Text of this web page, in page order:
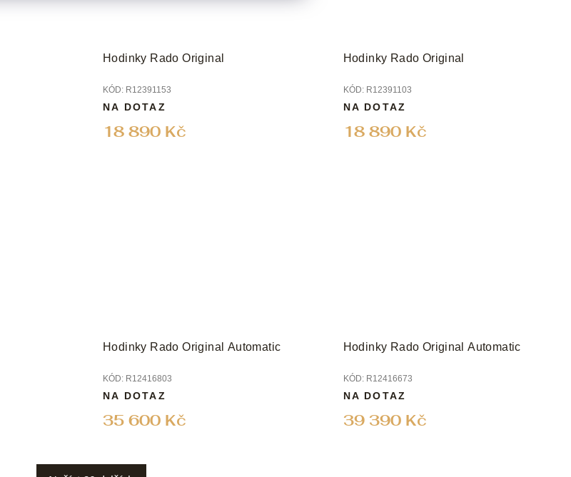
Hodinky Rado Original
KÓD: R12391153
18 890 Kč
NA DOTAZ
Hodinky Rado Original
KÓD: R12391103
18 890 Kč
NA DOTAZ
Hodinky Rado Original Automatic
KÓD: R12416803
35 600 Kč
NA DOTAZ
Hodinky Rado Original Automatic
KÓD: R12416673
39 390 Kč
NA DOTAZ